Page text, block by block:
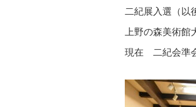
二紀展入選（以
上野の森美術館
現在 二紀会準